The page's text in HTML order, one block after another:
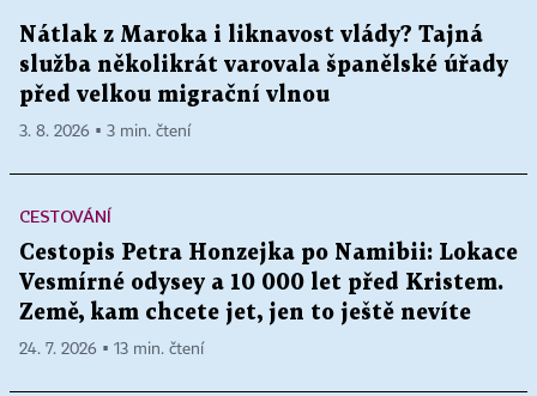
Nátlak z Maroka i liknavost vlády? Tajná
služba několikrát varovala španělské úřady
před velkou migrační vlnou
3. 8. 2026 ▪ 3 min. čtení
CESTOVÁNÍ
Cestopis Petra Honzejka po Namibii: Lokace
Vesmírné odysey a 10 000 let před Kristem.
Země, kam chcete jet, jen to ještě nevíte
24. 7. 2026 ▪ 13 min. čtení